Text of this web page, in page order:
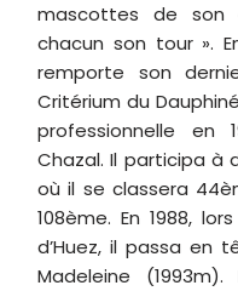
mascottes de son
chacun son tour ».
remporte son
Critérium du
professionnelle en
Chazal. Il participa à
où il se classera
108ème. En 1988,
d’Huez, il passa
Madeleine